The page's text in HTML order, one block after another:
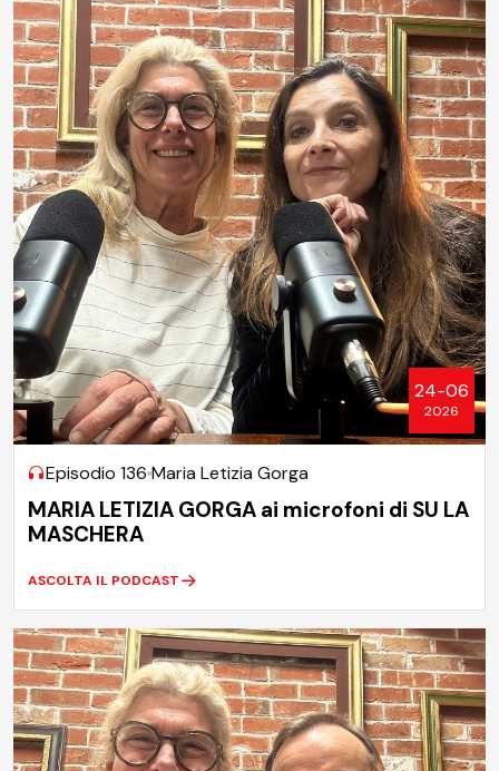
24-06
2026
Episodio 136 Maria Letizia Gorga
MARIA LETIZIA GORGA ai microfoni di SU LA
MASCHERA
ASCOLTA IL PODCAST